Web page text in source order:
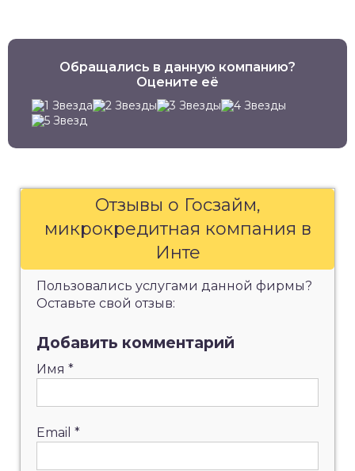
Обращались в данную компанию?
Оцените её
Отзывы о Госзайм,
микрокредитная компания в
Инте
Пользовались услугами данной фирмы?
Оставьте свой отзыв:
Добавить комментарий
Имя *
Email *